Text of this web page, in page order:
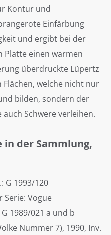
Kontur und
Einfärbung
und ergibt bei der
Platte einen warmen
überdruckte Lüpertz
welche nicht nur
bilden, sondern der
Schwere verleihen.
der Sammlung,
G 1993/120
Serie: Vogue
1989/021 a und b
Nummer 7), 1990, Inv.